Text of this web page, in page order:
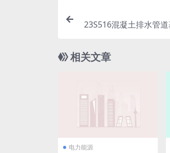
23S516混凝土排水管
相关文章
电力能源